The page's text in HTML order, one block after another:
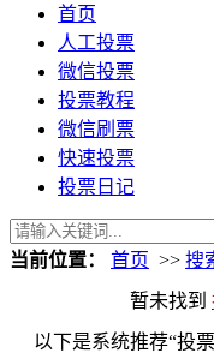
首页
人工投票
微信投票
投票教程
微信刷票
快速投票
投票日记
当前位置： 首页 >> 搜
暂未找到
以下是系统推荐“投